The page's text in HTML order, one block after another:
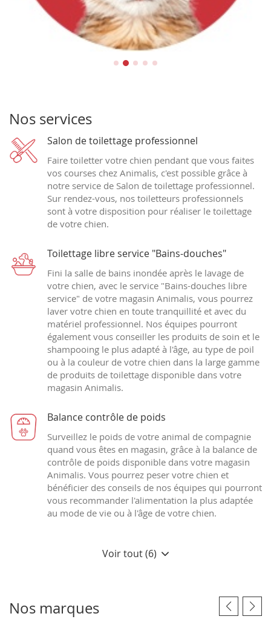
Nos services
Salon de toilettage professionnel
Faire toiletter votre chien pendant que vous faites
vos courses chez Animalis, c'est possible grâce à
notre service de Salon de toilettage professionnel.
Sur rendez-vous, nos toiletteurs professionnels
sont à votre disposition pour réaliser le toilettage
de votre chien.
Toilettage libre service "Bains-douches"
Fini la salle de bains inondée après le lavage de
votre chien, avec le service "Bains-douches libre
service" de votre magasin Animalis, vous pourrez
laver votre chien en toute tranquillité et avec du
matériel professionnel. Nos équipes pourront
également vous conseiller les produits de soin et le
shampooing le plus adapté à l'âge, au type de poil
ou à la couleur de votre chien dans la large gamme
de produits de toilettage disponible dans votre
magasin Animalis.
Balance contrôle de poids
Surveillez le poids de votre animal de compagnie
quand vous êtes en magasin, grâce à la balance de
contrôle de poids disponible dans votre magasin
Animalis. Vous pourrez peser votre chien et
bénéficier des conseils de nos équipes qui pourront
vous recommander l'alimentation la plus adaptée
au mode de vie ou à l'âge de votre chien.
Voir tout (6)
Nos marques